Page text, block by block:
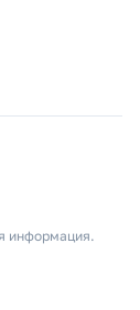
информация.